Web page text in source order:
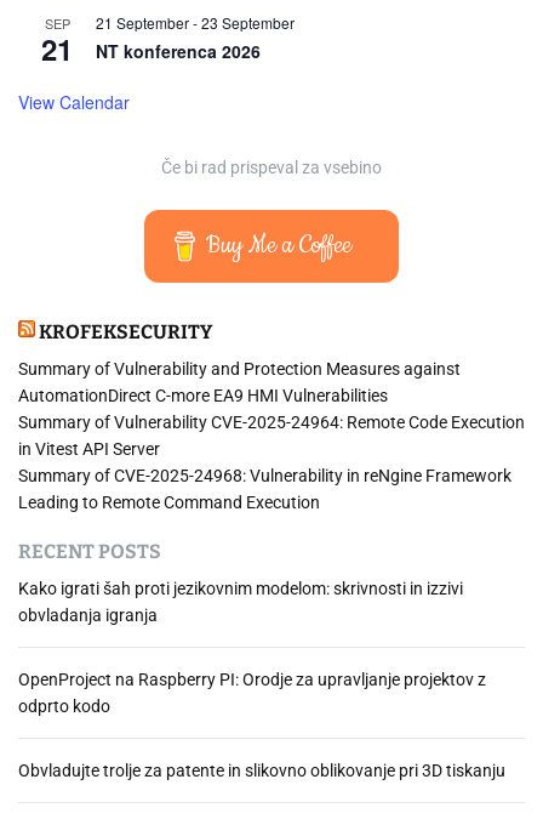
SEP
21
21 September-23 September
NT konferenca 2026
View Calendar
Če bi rad prispeval za vsebino
Buy Me a Coffee
KROFEKSECURITY
Summary of Vulnerability and Protection Measures against
AutomationDirect C-more EA9 HMI Vulnerabilities
Summary of Vulnerability CVE-2025-24964: Remote Code Execution
in Vitest API Server
Summary of CVE-2025-24968: Vulnerability in reNgine Framework
Leading to Remote Command Execution
RECENT POSTS
Kako igrati šah proti jezikovnim modelom: skrivnosti in izzivi
obvladanja igranja
OpenProject na Raspberry PI: Orodje za upravljanje projektov z
odprto kodo
Obvladujte trolje za patente in slikovno oblikovanje pri 3D tiskanju